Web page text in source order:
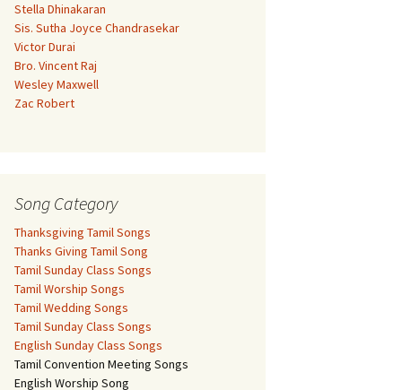
Stella Dhinakaran
Sis. Sutha Joyce Chandrasekar
Victor Durai
Bro. Vincent Raj
Wesley Maxwell
Zac Robert
Song Category
Thanksgiving Tamil Songs
Thanks Giving Tamil Song
Tamil Sunday Class Songs
Tamil Worship Songs
Tamil Wedding Songs
Tamil Sunday Class Songs
English Sunday Class Songs
Tamil Convention Meeting Songs
English Worship Song